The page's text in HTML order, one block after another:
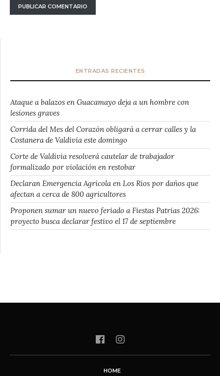
ENTRADAS RECIENTES
Ataque a balazos en Guacamayo deja a un hombre con
lesiones graves
Corrida del Mes del Corazón obligará a cerrar calles y la
Costanera de Valdivia este domingo
Corte de Valdivia resolverá cautelar de trabajador
formalizado por violación en restobar
Declaran Emergencia Agrícola en Los Ríos por daños que
afectan a cerca de 800 agricultores
Proponen sumar un nuevo feriado a Fiestas Patrias 2026:
proyecto busca declarar festivo el 17 de septiembre
HOME